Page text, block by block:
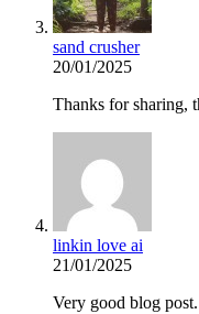
sand crusher
20/01/2025
Thanks for sharing,
linkin love ai
21/01/2025
Very good blog